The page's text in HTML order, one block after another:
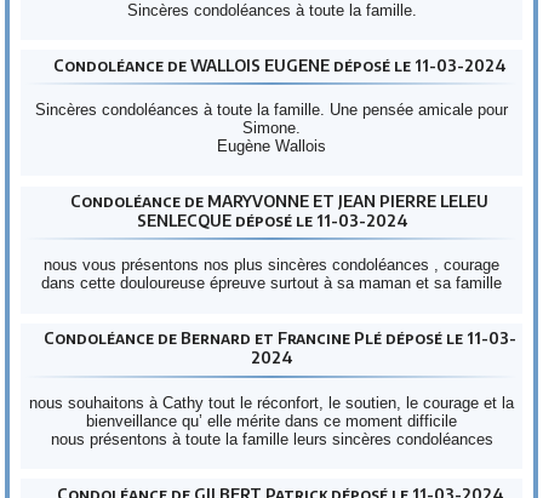
Sincères condoléances à toute la famille.
Condoléance de WALLOIS EUGENE déposé le 11-03-2024
Sincères condoléances à toute la famille. Une pensée amicale pour
Simone.
Eugène Wallois
Condoléance de MARYVONNE ET JEAN PIERRE LELEU
SENLECQUE déposé le 11-03-2024
nous vous présentons nos plus sincères condoléances , courage
dans cette douloureuse épreuve surtout à sa maman et sa famille
Condoléance de Bernard et Francine Plé déposé le 11-03-
2024
nous souhaitons à Cathy tout le réconfort, le soutien, le courage et la
bienveillance qu’ elle mérite dans ce moment difficile
nous présentons à toute la famille leurs sincères condoléances
Condoléance de GILBERT Patrick déposé le 11-03-2024